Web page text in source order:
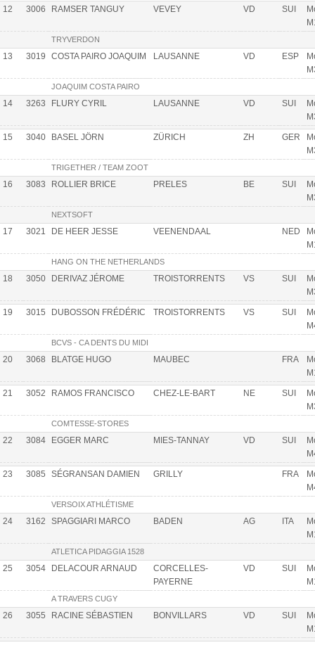
12 3006 RAMSER TANGUY VEVEY VD SUI
TRYVERDON
13 3019 COSTA PAIRO JOAQUIM LAUSANNE VD ESP
JOAQUIM COSTA PAIRO
14 3263 FLURY CYRIL LAUSANNE VD SUI
15 3040 BASEL JÖRN ZÜRICH ZH GER
TRIGETHER / TEAM ZOOT
16 3083 ROLLIER BRICE PRELES BE SUI
NEXTSOFT
17 3021 DE HEER JESSE VEENENDAAL NED
HANG ON THE NETHERLANDS
18 3050 DERIVAZ JÉROME TROISTORRENTS VS SUI
19 3015 DUBOSSON FRÉDÉRIC TROISTORRENTS VS SUI
BCVS - CA DENTS DU MIDI
20 3068 BLATGE HUGO MAUBEC FRA
21 3052 RAMOS FRANCISCO CHEZ-LE-BART NE SUI
COMTESSE-STORES
22 3084 EGGER MARC MIES-TANNAY VD SUI
23 3085 SÉGRANSAN DAMIEN GRILLY FRA
VERSOIX ATHLÉTISME
24 3162 SPAGGIARI MARCO BADEN AG ITA
ATLETICA PIDAGGIA 1528
25 3054 DELACOUR ARNAUD
CORCELLES-
PAYERNE
VD SUI
A TRAVERS CUGY
26 3055 RACINE SÉBASTIEN BONVILLARS VD SUI